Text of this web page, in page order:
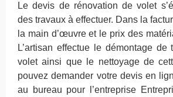
Le devis de rénovation de volet
des travaux à effectuer. Dans la
la main d’œuvre et le prix des
L’artisan effectue le démontage
volet ainsi que le nettoyage de
pouvez demander votre devis en
au bureau pour l’entreprise